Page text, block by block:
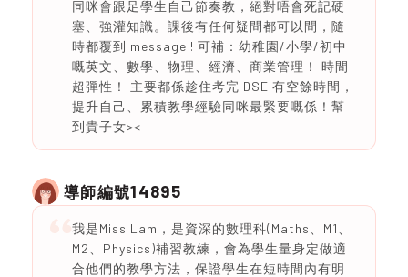
同咪會跟足學生自己節奏教，絕對唔會死記硬
塞、強灌知識。課後有任何疑問都可以問，隨
時都覆到 message ! 可補：幼稚園/小學/初中
嘅英文、數學、物理、經濟、商業管理！ 時間
超彈性！ 主要都係趁住考完 DSE 有空餘時間，
提升自己、累積教學經驗同咪最緊要嘅係！幫
到貴子女><
導師編號14895
我是Miss Lam，是資深的數理科(Maths、M1、
M2、Physics)補習教練，會為學生量身定做適
合他們的教學方法，保證學生在短時間內有明